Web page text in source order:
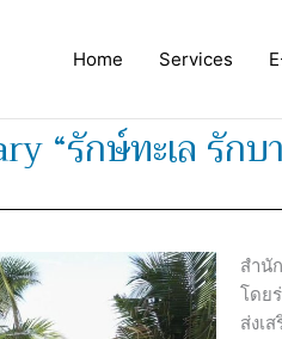
Home Services
“รักษ์ทะเล รักบ
สำนั
โดย
ส่งเ